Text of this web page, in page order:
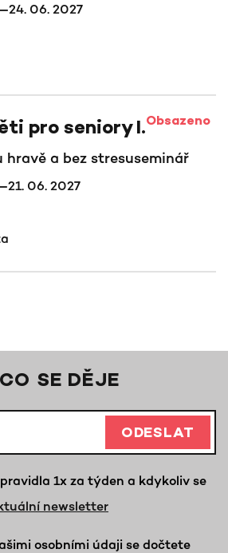
06. 2027
pro seniory I.Obsazeno
hravě a bez stresuseminář
06. 2027
SE DĚJE
ODESLAT
1x za týden a kdykoliv se
newsletter
osobními údaji se dočtete